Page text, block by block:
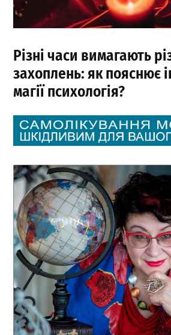
Різні часи вимагають
захоплень: як пояснює
магії психологія?